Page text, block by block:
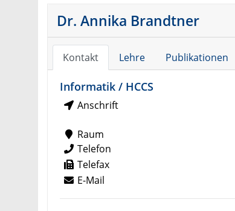
Dr. Annika Brandtner
Kontakt Lehre Publikationen
Informatik / HCCS
Anschrift
Raum
Telefon
Telefax
E-Mail